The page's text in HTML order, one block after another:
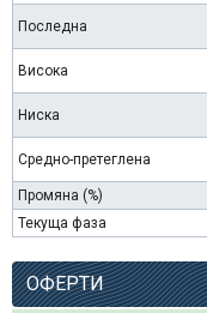
Последна
Висока
Ниска
Средно-претеглена
Промяна (%)
Текуща фаза
ОФЕРТИ